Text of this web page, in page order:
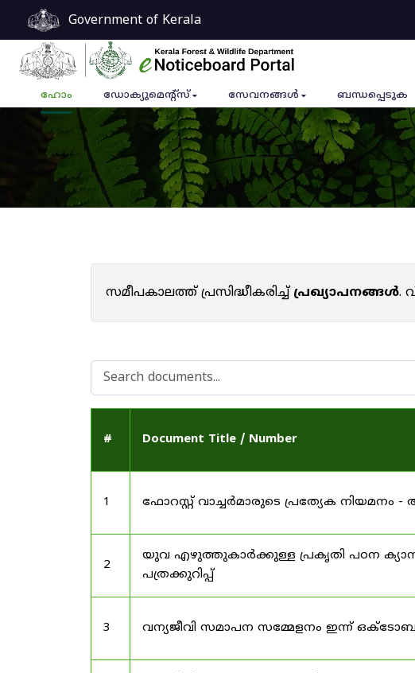
Government of Kerala
ഹോം ഡോക്യുമെൻ്റ്സ് സേവനങ്ങൾ ബന്ധപ്പെടുക
സമീപകാലത്ത് പ്രസിദ്ധീകരിച്ച്പ്രഖ്യാപനങ്ങൾ.
# Document Title / Number
1 ഫോറസ്റ്റ് വാച്ചർമാരുടെ പ്രത്യേക നിയമനം -
2
യുവ എഴുത്തുകാർക്കുള്ള പ്രകൃതി പഠന
പത്രക്കുറിപ്പ്
3 വന്യജീവി സമാപന സമ്മേളനം ഇന്ന്